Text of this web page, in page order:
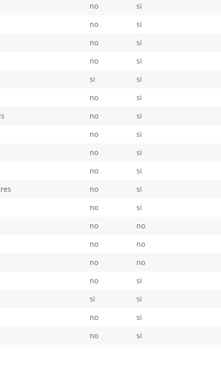
no si
no si
no si
no si
si si
no si
no si
no si
no si
no si
no si
no si
no no
no no
no no
no si
si si
no si
no si